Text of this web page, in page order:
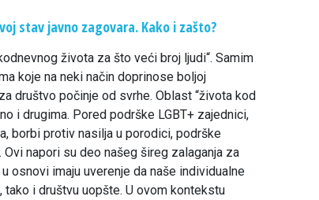
stav javno zagovara. Kako i zašto?
života za što veći broj ljudi“. Samim
koje na neki način doprinose boljoj
društvo počinje od svrhe. Oblast “života kod
i drugima. Pored podrške LGBT+ zajednici,
borbi protiv nasilja u porodici, podrške
napori su deo našeg šireg zalaganja za
osnovi imaju uverenje da naše individualne
i društvu uopšte. U ovom kontekstu